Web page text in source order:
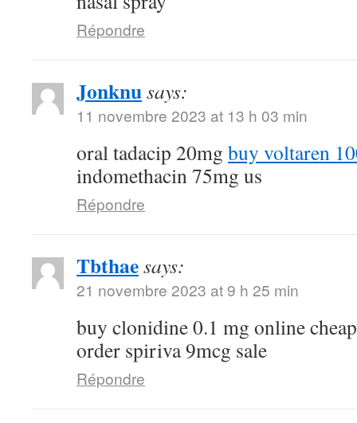
Répondre
Jonknusays:
11 novembre 2023 at 13 h 03 min
oral tadacip 20mg buy voltaren
indomethacin 75mg us
Répondre
Tbthaesays:
21 novembre 2023 at 9 h 25 min
buy clonidine 0.1 mg online
order spiriva 9mcg sale
Répondre